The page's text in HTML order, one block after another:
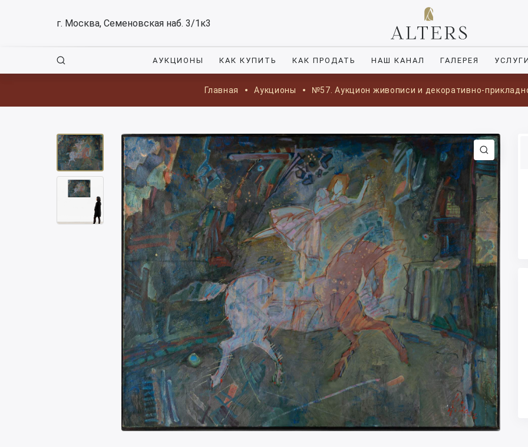
г. Москва, Семеновская наб. 3/1к3
АУКЦИОНЫ КАК КУПИТЬ КАК ПРОДАТЬ НАШ КАНАЛ ГАЛЕРЕЯ
Главная Аукционы №57. Аукцион живописи и декоративно-